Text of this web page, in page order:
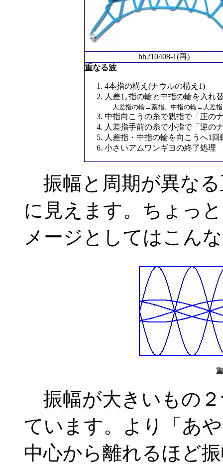
hh210408-1(再)
重なる波
4本指の構え(ナウルの構え1)
人差し指の輪と中指の輪を入れ
人差指の輪→薬指、中指の輪→人差
中指向こうの糸で親指で「正の
人差指手前の糸で小指で「逆の
人差指・中指の輪を向こうへ1回
小さいアムワンギヨの終了処理
振幅と周期が異な
に見えます。ちょっ
メージとしてはこん
振幅が大きいもの
ています。より「あ
中心から離れるほど